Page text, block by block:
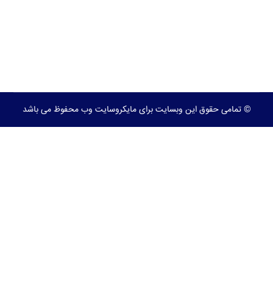
© تمامی حقوق این وبسایت برای مایکروسایت وب محفوظ می باشد